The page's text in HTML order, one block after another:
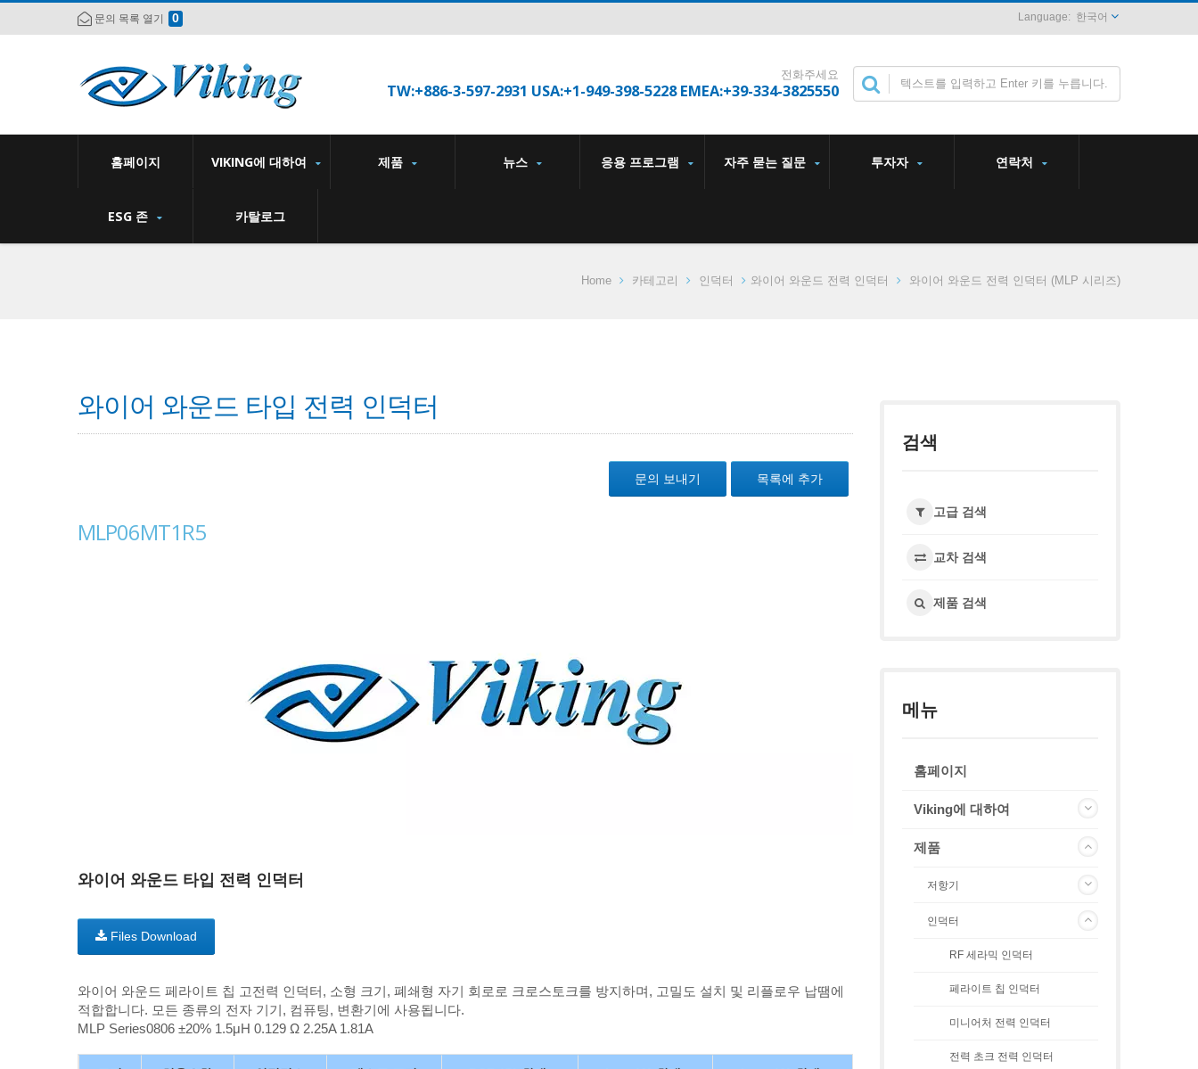
문의 목록 열기 0 한국어
전화주세요
TW:+886-3-597-2931 USA:+1-949-398-5228 EMEA:+39-334-3825550
홈페이지 VIKING에 대하여 제품 뉴스 응용 프로그램 자주 묻는 질문 투자자 연락처
ESG 존 카탈로그
Home 카테고리 인덕터 와이어 와운드 전력 인덕터 와이어 와운드 전력 인덕터 (MLP 시리즈)
와이어 와운드 타입 전력 인덕터
문의 보내기 목록에 추가
MLP06MT1R5
와이어 와운드 타입 전력 인덕터
Files Download
와이어 와운드 페라이트 칩 고전력 인덕터, 소형 크기, 폐쇄형 자기 회로로 크로스토크를 방지하며, 고밀도 설치 및 리플로우 납땜에
적합합니다. 모든 종류의 전자 기기, 컴퓨팅, 변환기에 사용됩니다.
MLP Series0806 ±20% 1.5μH 0.129 Ω 2.25A 1.81A
검색
고급 검색
교차 검색
제품 검색
메뉴
홈페이지
Viking에 대하여
제품
저항기
인덕터
RF 세라믹 인덕터
페라이트 칩 인덕터
미니어처 전력 인덕터
전력 초크 전력 인덕터